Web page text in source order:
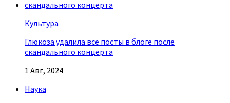
Культура
Глюкоза удалила все посты в блоге после
скандального концерта
1 Авг, 2024
Наука